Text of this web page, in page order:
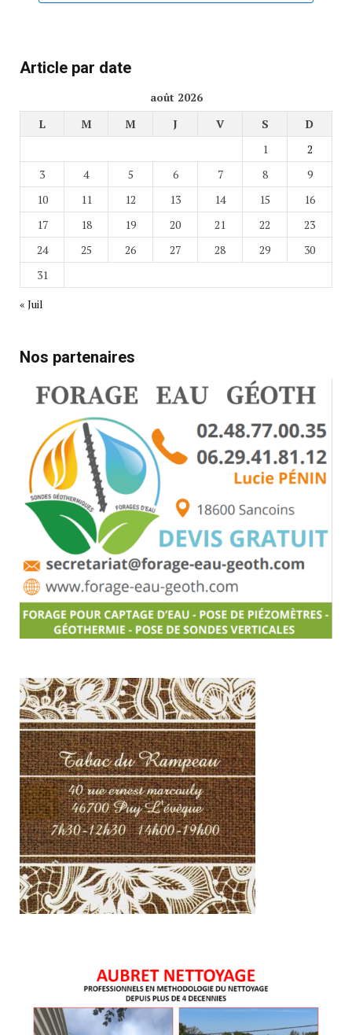
Article par date
août 2026
L
M M J V S
D
1
2
3
4 5 6 7 8
9
10
11 12 13 14 15
16
17
18 19 20 21 22
23
24
25 26 27 28 29
30
31
« Juil
Nos partenaires